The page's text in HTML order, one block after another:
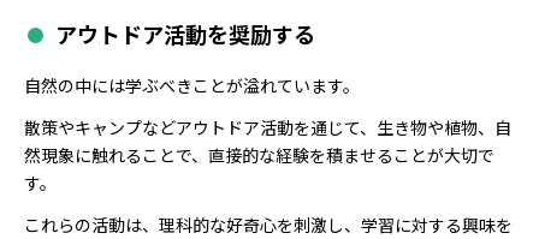
アウトドア活動を奨励する
自然の中には学ぶべきことが溢れています。
散策やキャンプなどアウトドア活動を通じて、生き物や植物、自
然現象に触れることで、直接的な経験を積ませることが大切で
す。
これらの活動は、理科的な好奇心を刺激し、学習に対する興味を